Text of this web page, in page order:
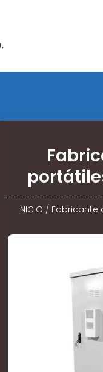
INICIO / Fabricante